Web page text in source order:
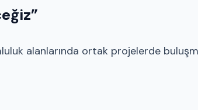
alanlarında ortak projelerde